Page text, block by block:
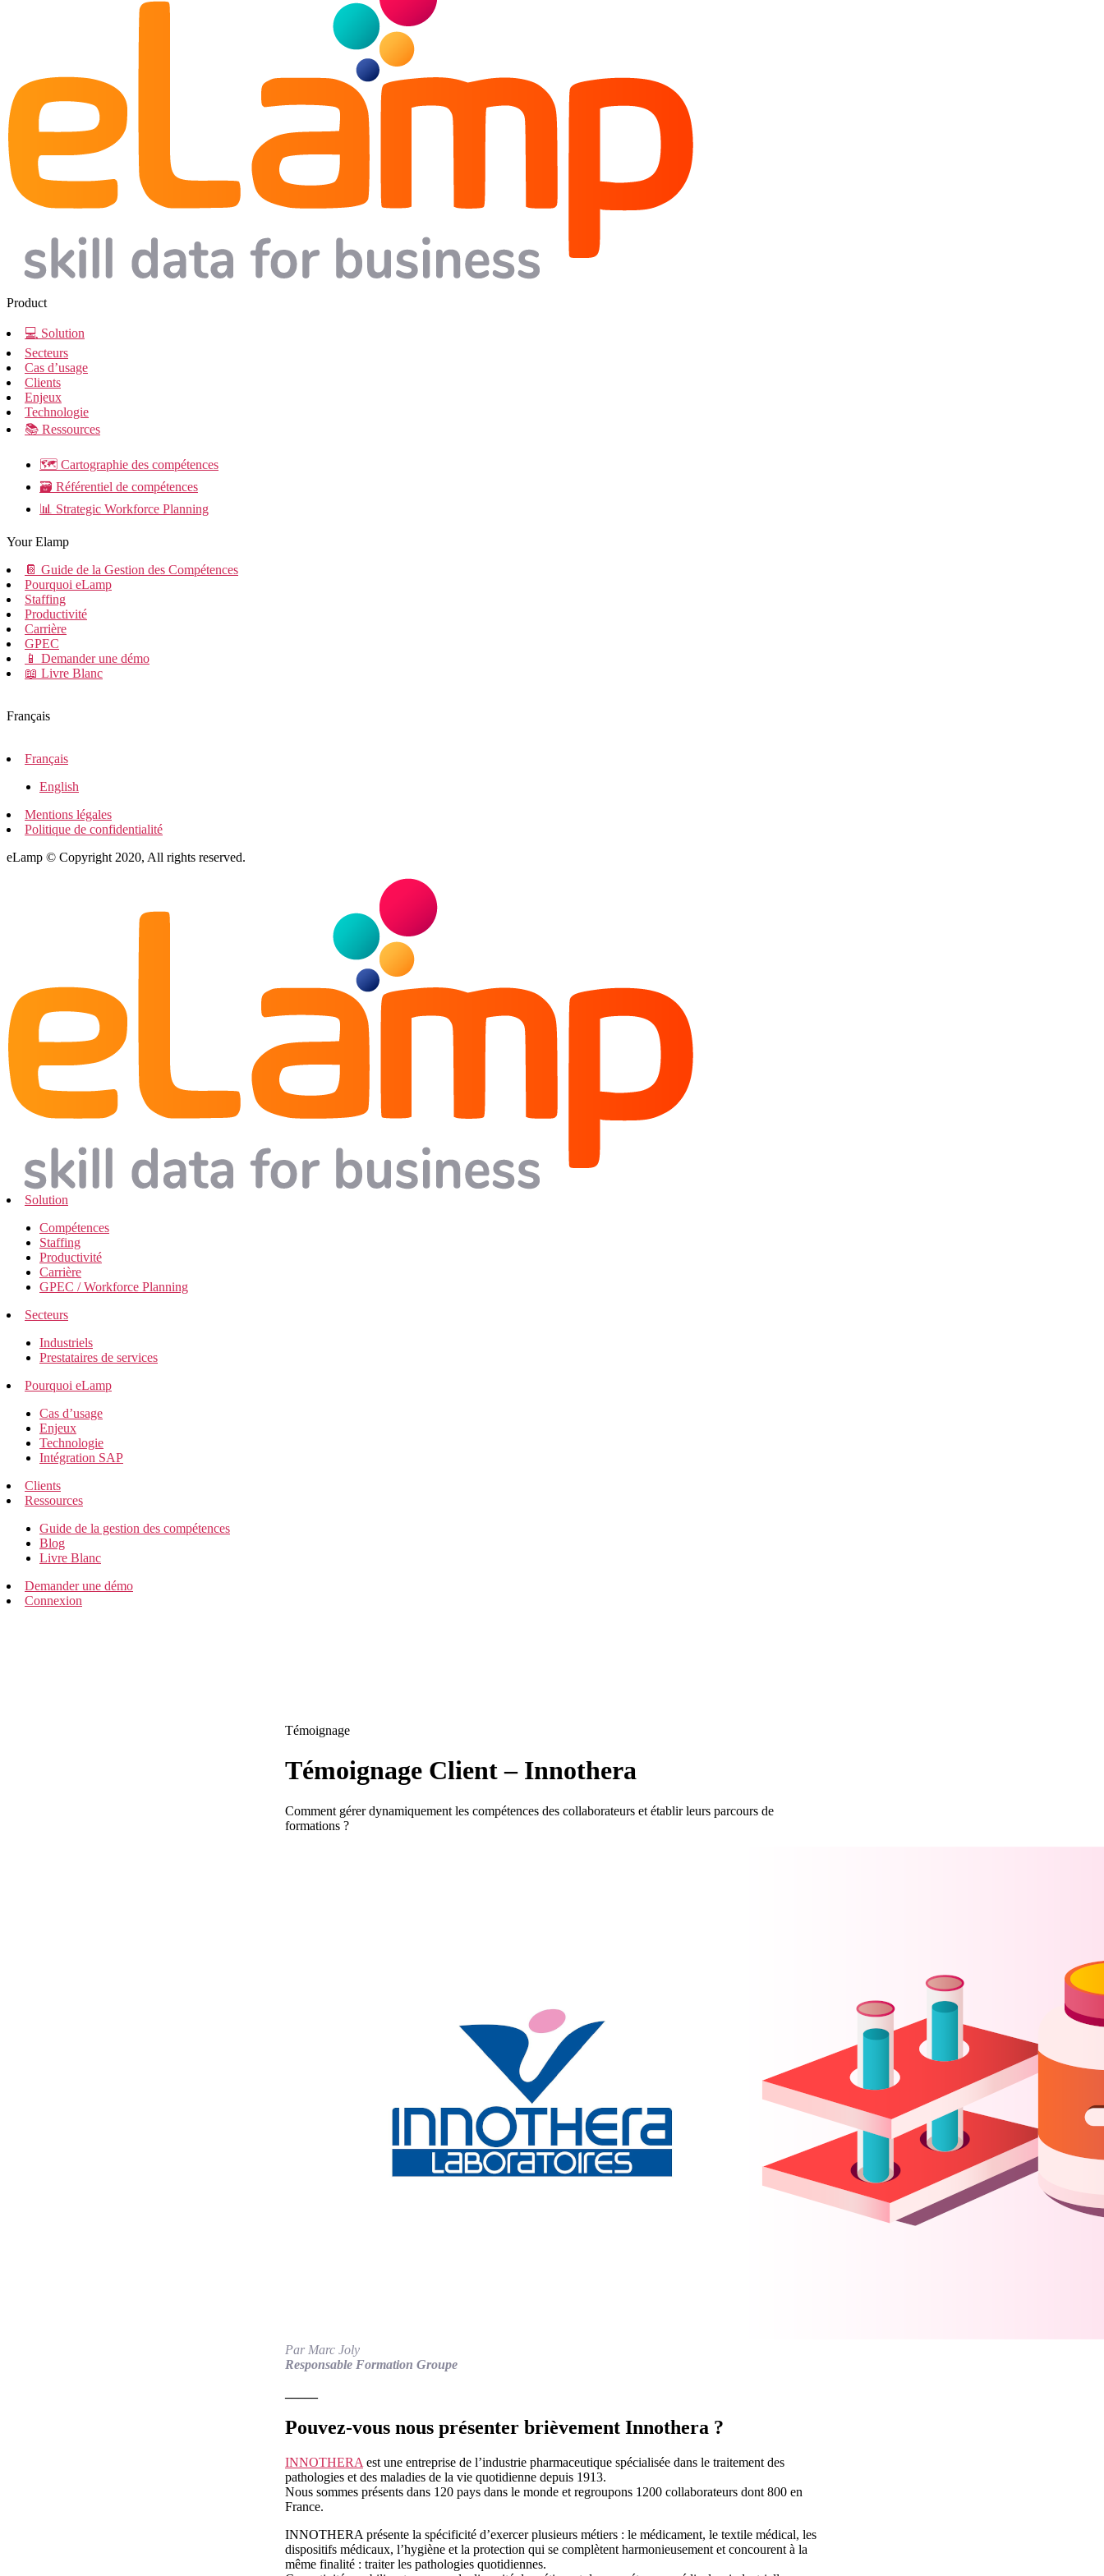
Product
💻 Solution
Secteurs
Cas d’usage
Clients
Enjeux
Technologie
📚 Ressources
🗺️ Cartographie des compétences
🗃️ Référentiel de compétences
📊 Strategic Workforce Planning
Your Elamp
📔 Guide de la Gestion des Compétences
Pourquoi eLamp
Staffing
Productivité
Carrière
GPEC
📱 Demander une démo
📖 Livre Blanc
Français
Français
English
Mentions légales
Politique de confidentialité
eLamp © Copyright 2020, All rights reserved.
Solution
Compétences
Staffing
Productivité
Carrière
GPEC / Workforce Planning
Secteurs
Industriels
Prestataires de services
Pourquoi eLamp
Cas d’usage
Enjeux
Technologie
Intégration SAP
Clients
Ressources
Guide de la gestion des compétences
Blog
Livre Blanc
Demander une démo
Connexion
Témoignage
Témoignage Client – Innothera
Comment gérer dynamiquement les compétences des collaborateurs et établir leurs parcours de
formations ?
Par Marc Joly
Responsable Formation Groupe
Pouvez-vous nous présenter brièvement Innothera ?
INNOTHERA est une entreprise de l’industrie pharmaceutique spécialisée dans le traitement des
pathologies et des maladies de la vie quotidienne depuis 1913.
Nous sommes présents dans 120 pays dans le monde et regroupons 1200 collaborateurs dont 800 en
France.
INNOTHERA présente la spécificité d’exercer plusieurs métiers : le médicament, le textile médical, les
dispositifs médicaux, l’hygiène et la protection qui se complètent harmonieusement et concourent à la
même finalité : traiter les pathologies quotidiennes.